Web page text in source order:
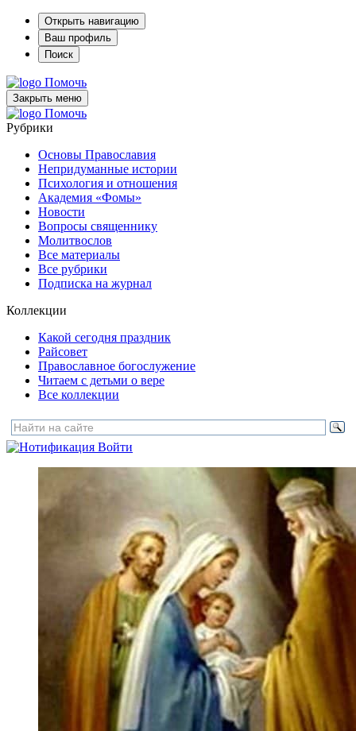
Открыть навигацию
Ваш профиль
Поиск
Помочь
Закрыть меню
Помочь
Рубрики
Основы Православия
Непридуманные истории
Психология и отношения
Академия «Фомы»
Новости
Вопросы священнику
Молитвослов
Все материалы
Все рубрики
Подписка на журнал
Коллекции
Какой сегодня праздник
Райсовет
Православное богослужение
Читаем с детьми о вере
Все коллекции
Войти